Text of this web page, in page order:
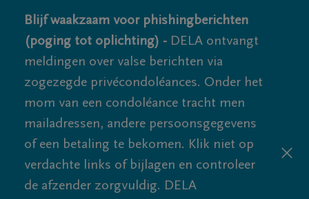
Blijf waakzaam voor phishingberichten
(poging tot oplichting) - DELA ontvangt
meldingen over valse berichten via
zogezegde privécondoléances. Onder het
mom van een condoléance tracht men
mailadressen, andere persoonsgegevens
of een betaling te bekomen. Klik niet op
verdachte links of bijlagen en controleer
de afzender zorgvuldig. DELA